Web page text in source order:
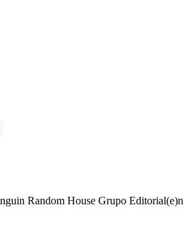
Random House Grupo Editorial(e)n